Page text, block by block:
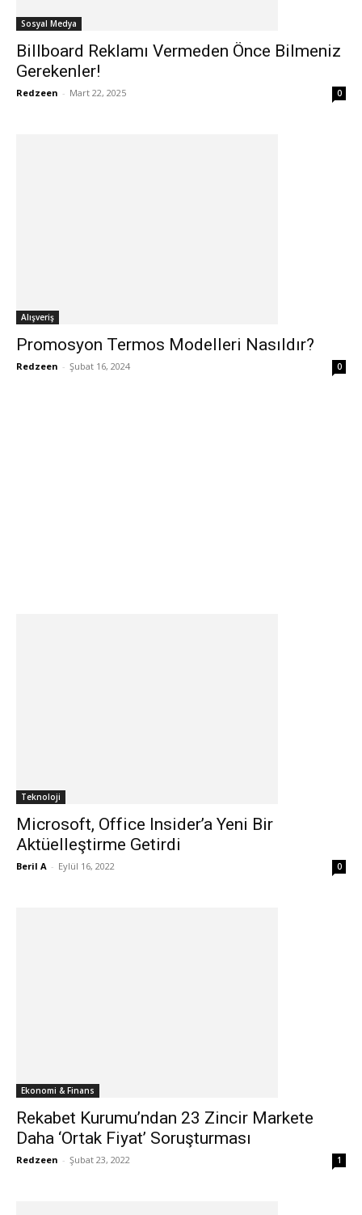
Sosyal Medya
Billboard Reklamı Vermeden Önce Bilmeniz
Gerekenler!
Redzeen - Mart 22, 2025 0
Alışveriş
Promosyon Termos Modelleri Nasıldır?
Redzeen - Şubat 16, 2024 0
Teknoloji
Microsoft, Office Insider’a Yeni Bir
Aktüelleştirme Getirdi
Beril A - Eylül 16, 2022 0
Ekonomi & Finans
Rekabet Kurumu’ndan 23 Zincir Markete
Daha ‘Ortak Fiyat’ Soruşturması
Redzeen - Şubat 23, 2022 1